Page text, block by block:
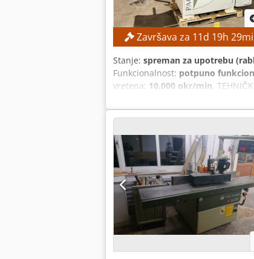
Završava za 11d 19h29
Stanje: spreman za upotrebu
Funkcionalnost: potpuno
vretena: 10.000 okr/min,
stola: 500 mm Maksimalni
kapica: 160 mm Nagib vretena:
vretena: ručno, stupnjevito
DETALJI O STROJU Snaga
1.900 mm Težina stroja: 1.200 kg
(broj kotača za dovod: 3) Vođica